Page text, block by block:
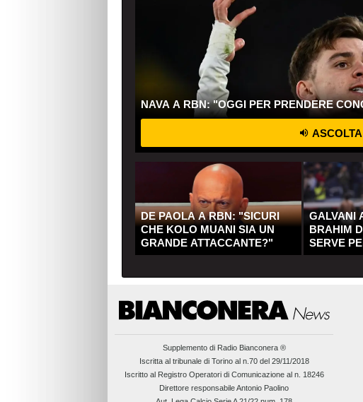
NAVA A RBN: "OGGI PER PRENDERE
DE PAOLA A RBN: "SICURI
CHE KOLO MUANI SIA UN
GRANDE ATTACCANTE?"
GALVANI
BRAHIM
SERVE
QUALITÀ"
Supplemento di Radio Bianconera ®
Iscritta al tribunale di Torino al n.70 del 29/11/2018
Iscritto al Registro Operatori di Comunicazione al n. 18246
Direttore responsabile Antonio Paolino